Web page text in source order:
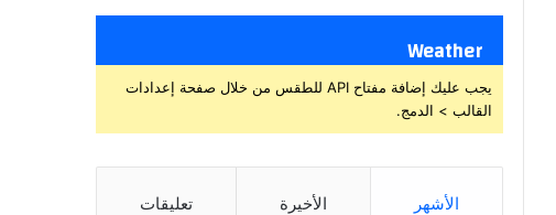
Weather
يجب عليك إضافة مفتاح API للطقس من خلال صفحة إعدادات
القالب > الدمج.
الأشهر الأخيرة تعليقات